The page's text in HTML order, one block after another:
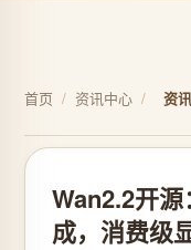
首页 / 资讯中心 / 资
Wan2.2开
成，消费级